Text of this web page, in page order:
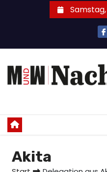
Akita